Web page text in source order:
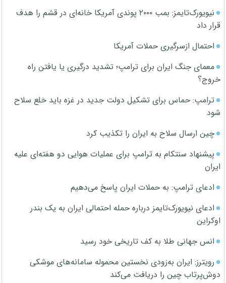
نیویورک‌تایمز: بمب ۲۰۰۰ پوندی آمریکا خانه‌ای در قشم را هدف
قرار داد
احتمال ازسرگیری حملات آمریکا
معمای جنگ ایران برای ترامپ؛ تشدید درگیری یا یافتن راه
خروج؟
ترامپ: حماس برای تشکیل دولت جدید در غزه باید خلع سلاح
شود
چین ارسال سلاح به ایران را تکذیب کرد
پیشنهاد سنتکام به ترامپ برای عملیات هوایی دو هفته‌ای علیه
ایران
ادعای ترامپ: به حملات ایران پاسخ می‌دهیم
ادعای نیویورک‌تایمز درباره حمله احتمالی ایران به یک بندر
اوکراین
انس جهانی طلا به کف تاریخی خود رسید
رویترز: ایران به‌زودی نخستین محموله سامانه‌های موشکی
دوش‌پرتاب چین را دریافت می‌کند